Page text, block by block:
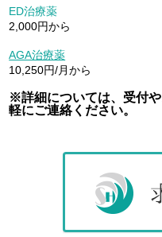
ED治療薬
2,000円から
AGA治療薬
10,250円/月から
※詳細については、受付
軽にご連絡ください。